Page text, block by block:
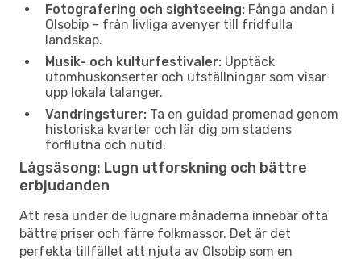
Fotografering och sightseeing: Fånga andan i
Olsobip – från livliga avenyer till fridfulla
landskap.
Musik- och kulturfestivaler: Upptäck
utomhuskonserter och utställningar som visar
upp lokala talanger.
Vandringsturer: Ta en guidad promenad genom
historiska kvarter och lär dig om stadens
förflutna och nutid.
Lågsäsong: Lugn utforskning och bättre
erbjudanden
Att resa under de lugnare månaderna innebär ofta
bättre priser och färre folkmassor. Det är det
perfekta tillfället att njuta av Olsobip som en